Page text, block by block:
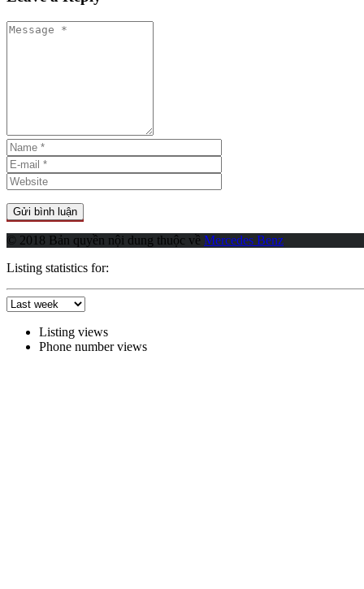
© 2018 Bản quyền nội dung thuộc về Mercedes Benz
Listing statistics for:
Listing views
Phone number views